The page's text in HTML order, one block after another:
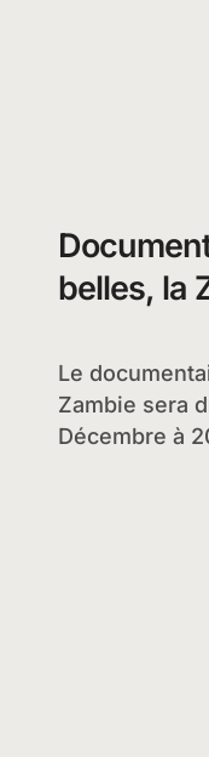
belles, la
Le documentaire Echappées belles spécial
Zambie sera
Décembre à